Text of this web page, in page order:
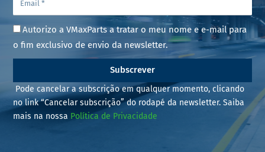
Autorizo a VMaxParts a tratar o meu nome e e-mail para
o fim exclusivo de envio da newsletter.
Subscrever
Pode cancelar a subscrição em qualquer momento, clicando
no link “Cancelar subscrição” do rodapé da newsletter. Saiba
mais na nossa Política de Privacidade